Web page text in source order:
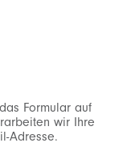
Formular auf
wir Ihre
Adresse.